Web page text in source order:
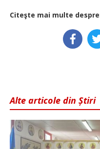
Citeşte mai multe
Alte articole din Știri